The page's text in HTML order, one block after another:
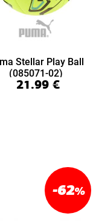
Stellar Play Ball
(085071-02)
21.99 €
-62%